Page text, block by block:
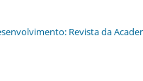
Revista da